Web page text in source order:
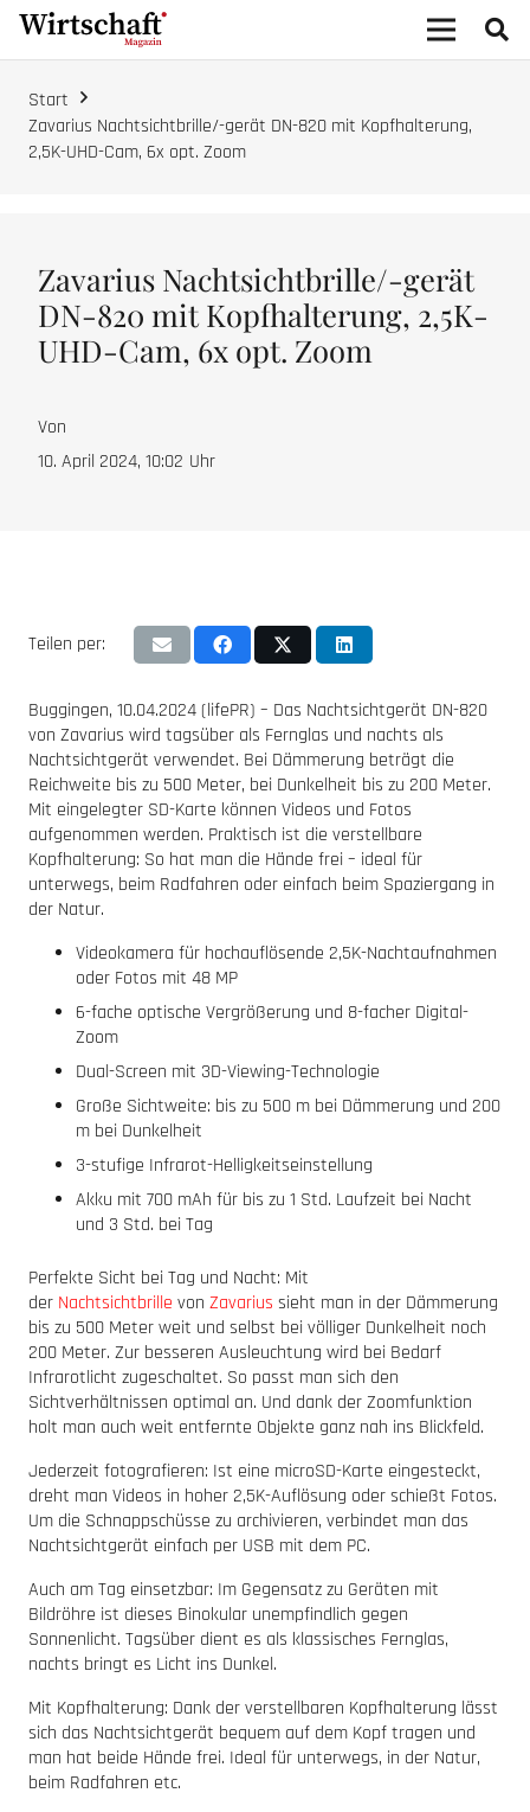
Start
Zavarius Nachtsichtbrille/-gerät DN-820 mit Kopfhalterung,
2,5K-UHD-Cam, 6x opt. Zoom
Zavarius Nachtsichtbrille/-gerät
DN-820 mit Kopfhalterung, 2,5K-
UHD-Cam, 6x opt. Zoom
Von
10. April 2024, 10:02 Uhr
Teilen per:
Buggingen, 10.04.2024 (lifePR) – Das Nachtsichtgerät DN-820
von Zavarius wird tagsüber als Fernglas und nachts als
Nachtsichtgerät verwendet. Bei Dämmerung beträgt die
Reichweite bis zu 500 Meter, bei Dunkelheit bis zu 200 Meter.
Mit eingelegter SD-Karte können Videos und Fotos
aufgenommen werden. Praktisch ist die verstellbare
Kopfhalterung: So hat man die Hände frei – ideal für
unterwegs, beim Radfahren oder einfach beim Spaziergang in
der Natur.
Videokamera für hochauflösende 2,5K-Nachtaufnahmen
oder Fotos mit 48 MP
6-fache optische Vergrößerung und 8-facher Digital-
Zoom
Dual-Screen mit 3D-Viewing-Technologie
Große Sichtweite: bis zu 500 m bei Dämmerung und 200
m bei Dunkelheit
3-stufige Infrarot-Helligkeitseinstellung
Akku mit 700 mAh für bis zu 1 Std. Laufzeit bei Nacht
und 3 Std. bei Tag
Perfekte Sicht bei Tag und Nacht: Mit
der Nachtsichtbrille von Zavarius sieht man in der Dämmerung
bis zu 500 Meter weit und selbst bei völliger Dunkelheit noch
200 Meter. Zur besseren Ausleuchtung wird bei Bedarf
Infrarotlicht zugeschaltet. So passt man sich den
Sichtverhältnissen optimal an. Und dank der Zoomfunktion
holt man auch weit entfernte Objekte ganz nah ins Blickfeld.
Jederzeit fotografieren: Ist eine microSD-Karte eingesteckt,
dreht man Videos in hoher 2,5K-Auflösung oder schießt Fotos.
Um die Schnappschüsse zu archivieren, verbindet man das
Nachtsichtgerät einfach per USB mit dem PC.
Auch am Tag einsetzbar: Im Gegensatz zu Geräten mit
Bildröhre ist dieses Binokular unempfindlich gegen
Sonnenlicht. Tagsüber dient es als klassisches Fernglas,
nachts bringt es Licht ins Dunkel.
Mit Kopfhalterung: Dank der verstellbaren Kopfhalterung lässt
sich das Nachtsichtgerät bequem auf dem Kopf tragen und
man hat beide Hände frei. Ideal für unterwegs, in der Natur,
beim Radfahren etc.